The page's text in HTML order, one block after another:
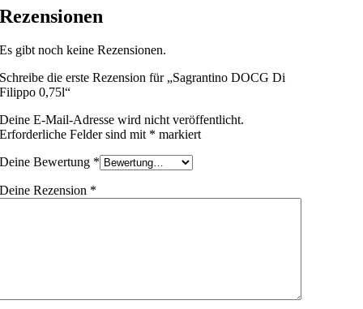
Rezensionen
Es gibt noch keine Rezensionen.
Schreibe die erste Rezension für „Sagrantino DOCG Di
Filippo 0,75l“
Deine E-Mail-Adresse wird nicht veröffentlicht.
Erforderliche Felder sind mit * markiert
Deine Bewertung *
Deine Rezension *